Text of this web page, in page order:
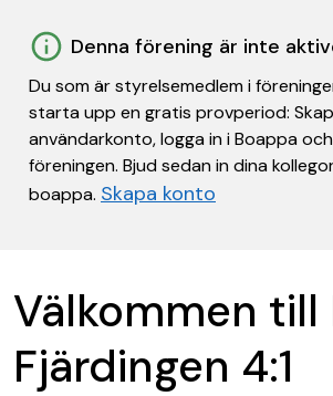
Denna förening är inte
Du som är styrelsemedlem i
starta upp en gratis provperiod:
användarkonto, logga in i Boappa
föreningen. Bjud sedan in dina
boappa. Skapa konto
Välkommen till
Fjärdingen 4:1